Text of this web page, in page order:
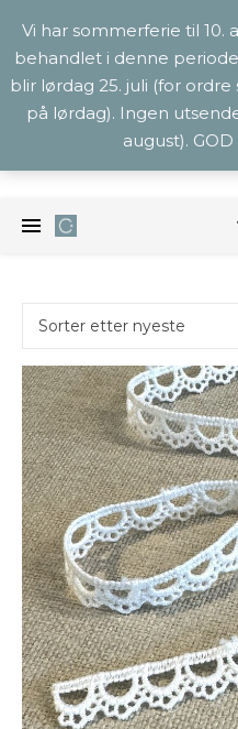
Vi har sommerferie til 10.
behandlet i denne
blir lørdag 25. juli (for
på lørdag). Ingen
august). GOD